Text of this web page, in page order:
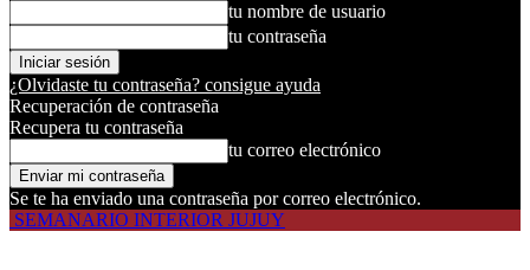
tu nombre de usuario
tu contraseña
¿Olvidaste tu contraseña? consigue ayuda
Recuperación de contraseña
Recupera tu contraseña
tu correo electrónico
Se te ha enviado una contraseña por correo electrónico.
SEMANARIO INTERIOR JUJUY